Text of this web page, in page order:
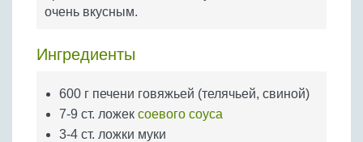
Бобовые
Крупы
очень вкусным.
Ингредиенты
600 г печени говяжьей (телячьей, свиной)
7-9 ст. ложек соевого соуса
3-4 ст. ложки муки